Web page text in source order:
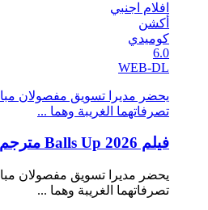
افلام اجنبي
أكشن
كوميدي
6.0
WEB-DL
يحضر مديرا تسويق مفصولان
تصرفاتهما الغريبة وهما ...
فيلم Balls Up 2026 مترجم HD
يحضر مديرا تسويق مفصولان
تصرفاتهما الغريبة وهما ...